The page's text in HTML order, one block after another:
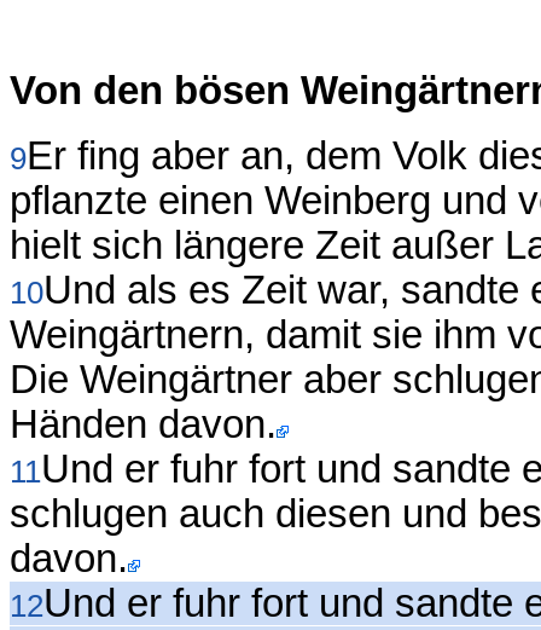
Von den bösen
9Er fing aber an, dem Volk
pflanzte einen Weinberg und
hielt sich längere Zeit außer
10Und als es Zeit war, sandte
Weingärtnern, damit sie ihm
Die Weingärtner aber
Händen davon.
11Und er fuhr fort und sandte
schlugen auch diesen und
davon.
12Und er fuhr fort und sandte